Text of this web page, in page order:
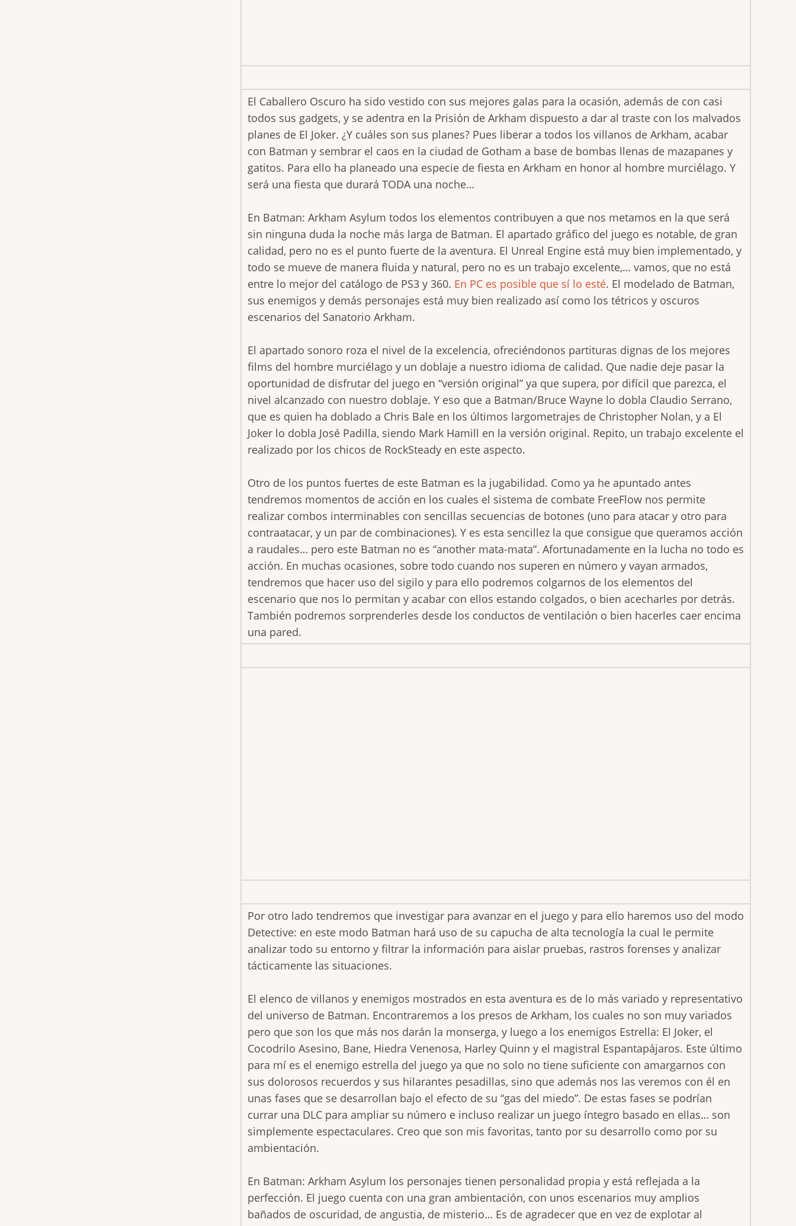
El Caballero Oscuro ha sido vestido con sus mejores galas para la ocasión, además de con casi
todos sus gadgets, y se adentra en la Prisión de Arkham dispuesto a dar al traste con los malvados
planes de El Joker. ¿Y cuáles son sus planes? Pues liberar a todos los villanos de Arkham, acabar
con Batman y sembrar el caos en la ciudad de Gotham a base de bombas llenas de mazapanes y
gatitos. Para ello ha planeado una especie de fiesta en Arkham en honor al hombre murciélago. Y
será una fiesta que durará TODA una noche…
En Batman: Arkham Asylum todos los elementos contribuyen a que nos metamos en la que será
sin ninguna duda la noche más larga de Batman. El apartado gráfico del juego es notable, de gran
calidad, pero no es el punto fuerte de la aventura. El Unreal Engine está muy bien implementado, y
todo se mueve de manera fluida y natural, pero no es un trabajo excelente,… vamos, que no está
entre lo mejor del catálogo de PS3 y 360. En PC es posible que sí lo esté. El modelado de Batman,
sus enemigos y demás personajes está muy bien realizado así como los tétricos y oscuros
escenarios del Sanatorio Arkham.
El apartado sonoro roza el nivel de la excelencia, ofreciéndonos partituras dignas de los mejores
films del hombre murciélago y un doblaje a nuestro idioma de calidad. Que nadie deje pasar la
oportunidad de disfrutar del juego en “versión original” ya que supera, por difícil que parezca, el
nivel alcanzado con nuestro doblaje. Y eso que a Batman/Bruce Wayne lo dobla Claudio Serrano,
que es quien ha doblado a Chris Bale en los últimos largometrajes de Christopher Nolan, y a El
Joker lo dobla José Padilla, siendo Mark Hamill en la versión original. Repito, un trabajo excelente el
realizado por los chicos de RockSteady en este aspecto.
Otro de los puntos fuertes de este Batman es la jugabilidad. Como ya he apuntado antes
tendremos momentos de acción en los cuales el sistema de combate FreeFlow nos permite
realizar combos interminables con sencillas secuencias de botones (uno para atacar y otro para
contraatacar, y un par de combinaciones). Y es esta sencillez la que consigue que queramos acción
a raudales… pero este Batman no es “another mata-mata”. Afortunadamente en la lucha no todo es
acción. En muchas ocasiones, sobre todo cuando nos superen en número y vayan armados,
tendremos que hacer uso del sigilo y para ello podremos colgarnos de los elementos del
escenario que nos lo permitan y acabar con ellos estando colgados, o bien acecharles por detrás.
También podremos sorprenderles desde los conductos de ventilación o bien hacerles caer encima
una pared.
Por otro lado tendremos que investigar para avanzar en el juego y para ello haremos uso del modo
Detective: en este modo Batman hará uso de su capucha de alta tecnología la cual le permite
analizar todo su entorno y filtrar la información para aislar pruebas, rastros forenses y analizar
tácticamente las situaciones.
El elenco de villanos y enemigos mostrados en esta aventura es de lo más variado y representativo
del universo de Batman. Encontraremos a los presos de Arkham, los cuales no son muy variados
pero que son los que más nos darán la monserga, y luego a los enemigos Estrella: El Joker, el
Cocodrilo Asesino, Bane, Hiedra Venenosa, Harley Quinn y el magistral Espantapájaros. Este último
para mí es el enemigo estrella del juego ya que no solo no tiene suficiente con amargarnos con
sus dolorosos recuerdos y sus hilarantes pesadillas, sino que además nos las veremos con él en
unas fases que se desarrollan bajo el efecto de su “gas del miedo”. De estas fases se podrían
currar una DLC para ampliar su número e incluso realizar un juego íntegro basado en ellas… son
simplemente espectaculares. Creo que son mis favoritas, tanto por su desarrollo como por su
ambientación.
En Batman: Arkham Asylum los personajes tienen personalidad propia y está reflejada a la
perfección. El juego cuenta con una gran ambientación, con unos escenarios muy amplios
bañados de oscuridad, de angustia, de misterio… Es de agradecer que en vez de explotar al